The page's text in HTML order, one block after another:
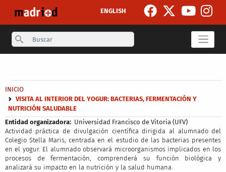
ENGLISH
Search
Sobrescribir enlaces de ayuda a la navegación
INICIO
VISITA AL INTERIOR DEL YOGUR: BACTERIAS, FERMENTACIÓN Y
NUTRICIÓN SALUDABLE
Entidad organizadora
Universidad Francisco de Vitoria (UFV)
Actividad práctica de divulgación científica dirigida al alumnado del
Colegio Stella Maris, centrada en el estudio de las bacterias presentes
en el yogur. El alumnado observará microorganismos implicados en los
procesos de fermentación, comprenderá su función biológica y
analizará su impacto en la nutrición y la salud humana.